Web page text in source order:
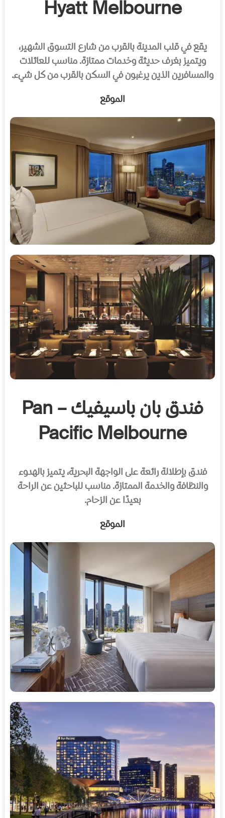
Hyatt Melbourne
يقع في قلب المدينة بالقرب من شارع التسوق الشهير،
ويتميز بغرف حديثة وخدمات ممتازة. مناسب للعائلات
والمسافرين الذين يرغبون في السكن بالقرب من كل شيء.
الموقع
فندق بان باسيفيك – Pan
Pacific Melbourne
فندق بإطلالة رائعة على الواجهة البحرية، يتميز بالهدوء
والنظافة والخدمة الممتازة. مناسب للباحثين عن الراحة
بعيدًا عن الزحام.
الموقع